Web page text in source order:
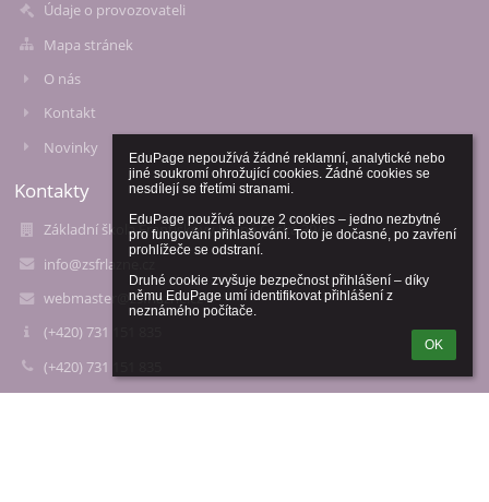
EduPage nepoužívá žádné reklamní, analytické nebo
jiné soukromí ohrožující cookies. Žádné cookies se
nesdílejí se třetími stranami.
EduPage používá pouze 2 cookies – jedno nezbytné
pro fungování přihlašování. Toto je dočasné, po zavření
prohlížeče se odstraní.
Druhé cookie zvyšuje bezpečnost přihlášení – díky
němu EduPage umí identifikovat přihlášení z
neznámého počítače.
OK
Údaje o provozovateli
Mapa stránek
O nás
Kontakt
Novinky
Kontakty
Základní škola Františkovy Lázně,Česká 39/1
info@zsfrlazne.cz
webmaster@zsfrlazne.cz
(+420) 731 151 835
(+420) 731 151 835